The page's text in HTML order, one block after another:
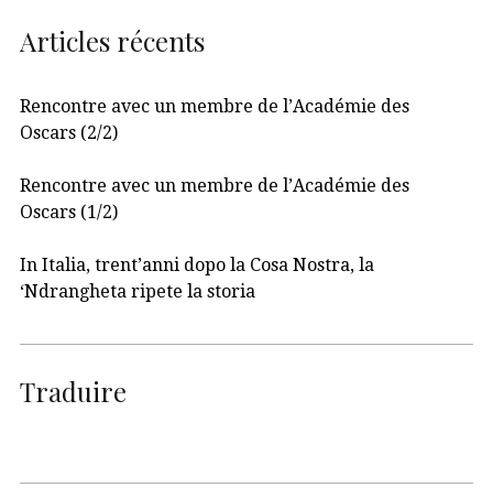
Articles récents
Rencontre avec un membre de l’Académie des
Oscars (2/2)
Rencontre avec un membre de l’Académie des
Oscars (1/2)
In Italia, trent’anni dopo la Cosa Nostra, la
‘Ndrangheta ripete la storia
Traduire